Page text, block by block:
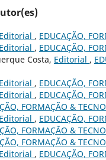
Editorial , EDUCAÇÃO,
Editorial , EDUCAÇÃO,
Costa, Editorial ,
Editorial , EDUCAÇÃO,
Editorial , EDUCAÇÃO,
FORMAÇÃO &
Editorial , EDUCAÇÃO,
FORMAÇÃO &
FORMAÇÃO &
Editorial , EDUCAÇÃO,